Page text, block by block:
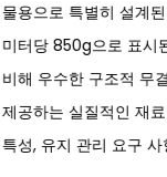
다. 평방
제품에
내후성을
구성, 성능
...